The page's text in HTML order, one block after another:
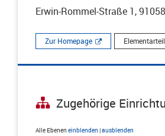
Erwin-Rommel-Straße 1,
Zur Homepage
Zugehörige
Alle Ebenen einblenden |ausblenden